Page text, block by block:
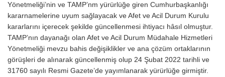
Yönetmeliği’nin ve TAMP’nm yürürlüğe giren Cumhurbaşkanlığı
kararnamelerine uyum sağlayacak ve Afet ve Acil Durum Kurulu
kararlarını içerecek şekilde güncellenmesi ihtiyacı hâsıl olmuştur.
TAMP’nın dayanağı olan Afet ve Acil Durum Müdahale Hizmetleri
Yönetmeliği mevzu bahis değişiklikler ve ana çözüm ortaklarının
görüşleri de alınarak güncellenmiş olup 24 Şubat 2022 tarihli ve
31760 sayılı Resmi Gazete’de yayımlanarak yürürlüğe girmiştir.